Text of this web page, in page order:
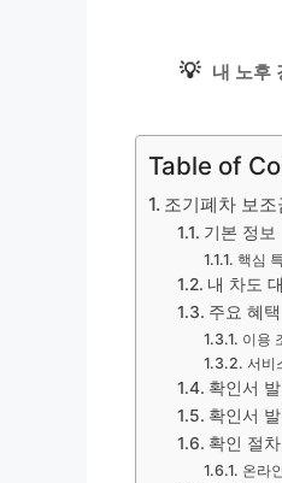
💡 내 노후
Table of
조기폐차 보
기본 정보
핵심
내 차도
주요 혜택
이용
서비
확인서
확인서
확인 절차
온라